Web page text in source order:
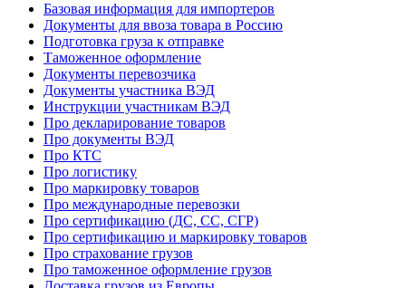
Базовая информация для импортеров
Документы для ввоза товара в Россию
Подготовка груза к отправке
Таможенное оформление
Документы перевозчика
Документы участника ВЭД
Инструкции участникам ВЭД
Про декларирование товаров
Про документы ВЭД
Про КТС
Про логистику
Про маркировку товаров
Про международные перевозки
Про сертификацию (ДС, СС, СГР)
Про сертификацию и маркировку товаров
Про страхование грузов
Про таможенное оформление грузов